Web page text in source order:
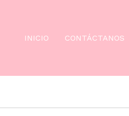
INICIO CONTÁCTANOS